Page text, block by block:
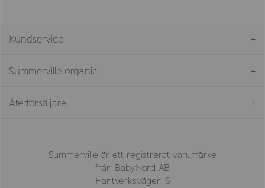
Kundservice
Summerville organic
Återförsäljare
Summerville är ett registrerat varumärke
från BabyNord AB
Hantverksvägen 6